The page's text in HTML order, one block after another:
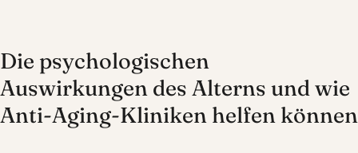
Die psychologischen
Auswirkungen des Alterns und wie
Anti-Aging-Kliniken helfen können